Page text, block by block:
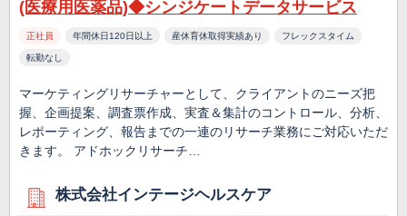
(医療用医薬品)◆シンジケートデータサービス
正社員 年間休日120日以上 産休育休取得実績あり フレックスタイム
転勤なし
マーケティングリサーチャーとして、クライアントのニーズ把
握、企画提案、調査票作成、実査＆集計のコントロール、分析、
レポーティング、報告までの一連のリサーチ業務にご対応いただ
きます。 アドホックリサーチ…
株式会社インテージヘルスケア